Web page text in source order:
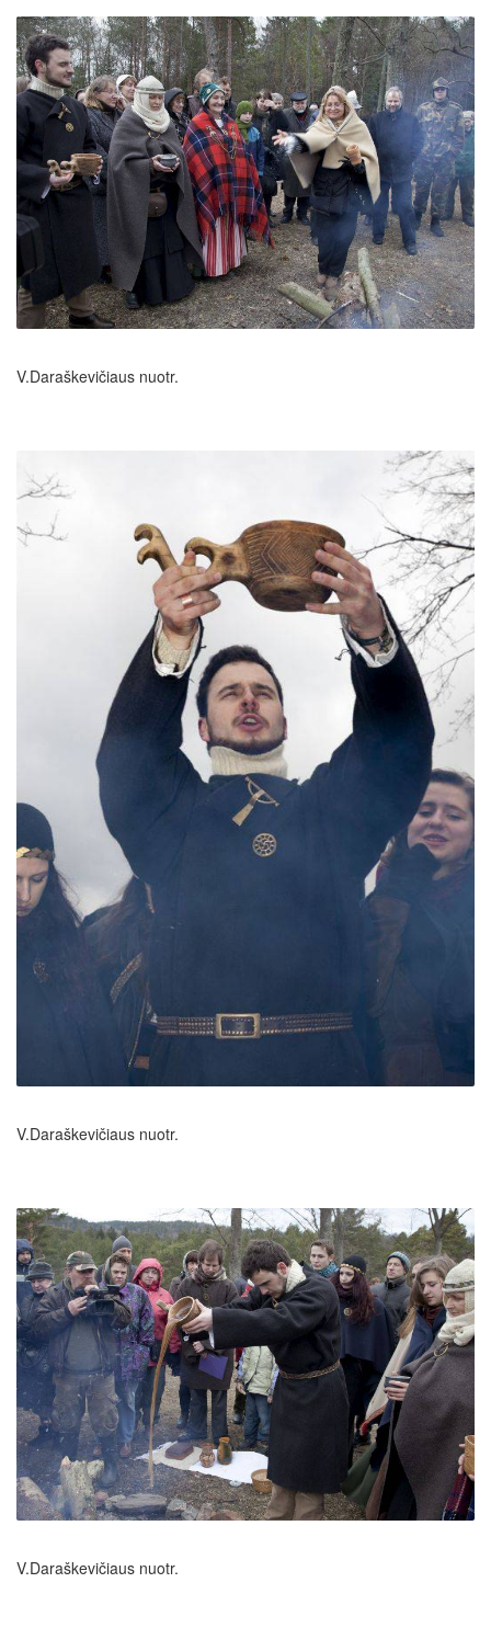
V.Daraškevičiaus nuotr.
V.Daraškevičiaus nuotr.
V.Daraškevičiaus nuotr.